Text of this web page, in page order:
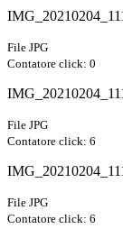
File JPG
Contatore click: 0
File JPG
Contatore click: 6
File JPG
Contatore click: 6